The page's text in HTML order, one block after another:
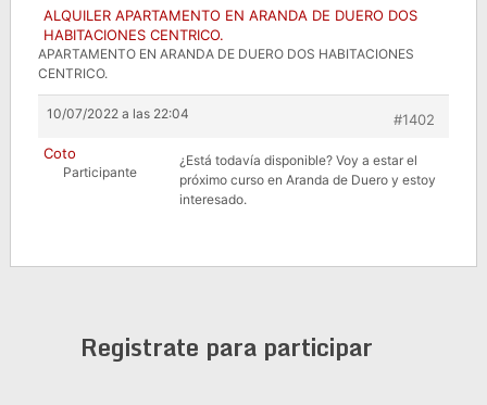
ALQUILER APARTAMENTO EN ARANDA DE DUERO DOS
HABITACIONES CENTRICO.
APARTAMENTO EN ARANDA DE DUERO DOS HABITACIONES
CENTRICO.
10/07/2022 a las 22:04
#1402
Coto
Participante
¿Está todavía disponible? Voy a estar el
próximo curso en Aranda de Duero y estoy
interesado.
Registrate para participar